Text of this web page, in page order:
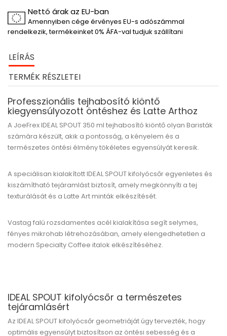
Nettó árak az EU-ban
Amennyiben cége érvényes EU-s adószámmal
rendelkezik, termékeinket 0% ÁFA-val tudjuk szállítani
LEÍRÁS
TERMÉK RÉSZLETEI
Professzionális tejhabosító kiöntő
kiegyensúlyozott öntéshez és Latte Arthoz
A JoeFrex IDEAL SPOUT 350 ml tejhabosító kiöntő olyan Baristák
számára készült, akik a pontosság, a kényelem és a
természetes öntési élmény tökéletes egyensúlyát keresik.
A speciálisan kialakított IDEAL SPOUT kifolyócsőr egyenletes és
kiszámítható tejáramlást biztosít, amely megkönnyíti a tej
texturálását és a Latte Art minták elkészítését.
Vastag falú rozsdamentes acél kialakítása segít selymes,
fényes mikrohab létrehozásában, amely elengedhetetlen a
modern Specialty Coffee italok elkészítéséhez.
IDEAL SPOUT kifolyócsőr a természetes
tejáramlásért
Az IDEAL SPOUT kifolyócsőr geometriáját úgy tervezték, hogy
optimális egyensúlyt biztosítson az öntési sebesség és a